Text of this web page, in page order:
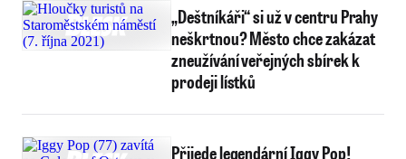
„Deštníkáři“ si už v centru Prahy
neškrtnou? Město chce zakázat
zneužívání veřejných sbírek k
prodeji lístků
Přijede legendární Iggy Pop!